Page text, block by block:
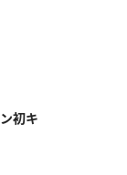
初キ